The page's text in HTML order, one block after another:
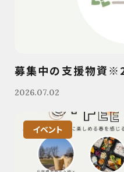
募集中の支援物資
2026.07.02
イベント